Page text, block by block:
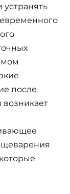
после